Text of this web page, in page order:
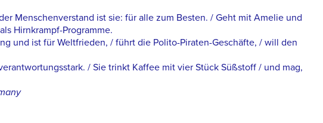
Menschenverstand ist sie: für alle zum Besten. / Geht mit Amelie und
Hirnkrampf-Programme.
und ist für Weltfrieden, / führt die Polito-Piraten-Geschäfte, / will den
/ Sie trinkt Kaffee mit vier Stück Süßstoff / und mag,